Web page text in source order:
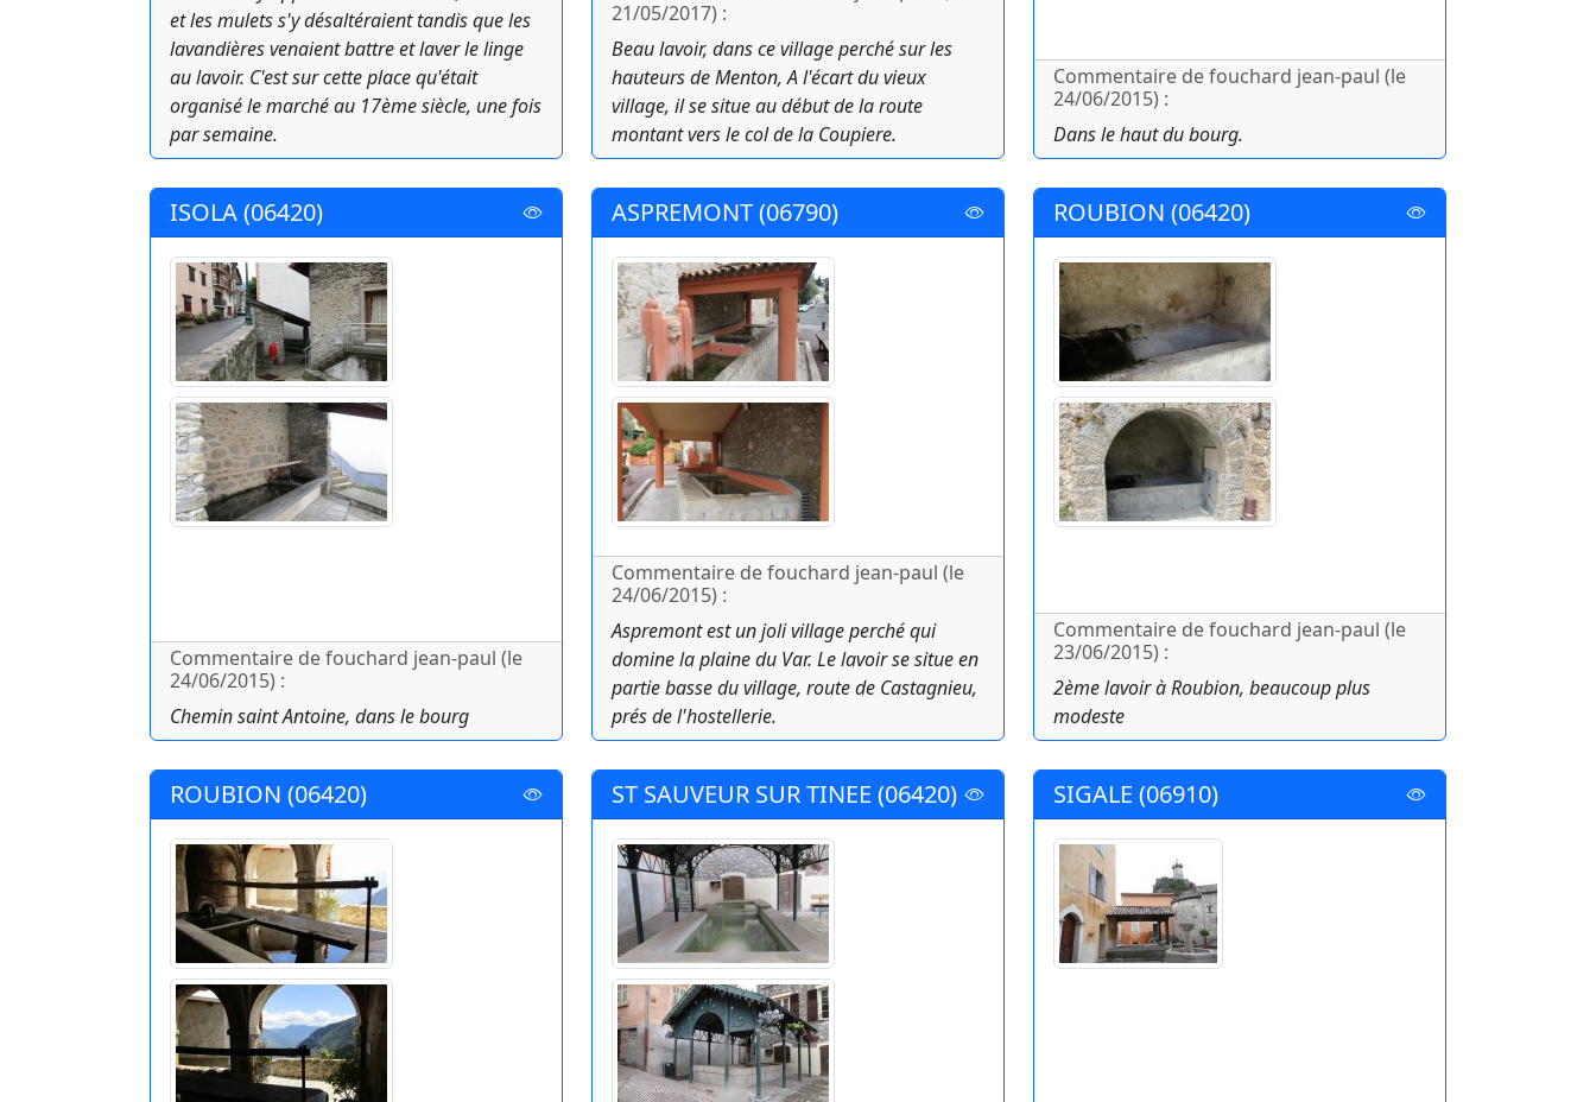
et les mulets s'y désaltéraient tandis que les
lavandières venaient battre et laver le linge
au lavoir. C'est sur cette place qu'était
organisé le marché au 17ème siècle, une fois
par semaine.
21/05/2017) :
Beau lavoir, dans ce village perché sur les
hauteurs de Menton, A l'écart du vieux
village, il se situe au début de la route
montant vers le col de la Coupiere.
Commentaire de fouchard jean-paul (le
24/06/2015) :
Dans le haut du bourg.
ISOLA (06420)
Commentaire de fouchard jean-paul (le
24/06/2015) :
Chemin saint Antoine, dans le bourg
ASPREMONT (06790)
Commentaire de fouchard jean-paul (le
24/06/2015) :
Aspremont est un joli village perché qui
domine la plaine du Var. Le lavoir se situe en
partie basse du village, route de Castagnieu,
prés de l'hostellerie.
ROUBION (06420)
Commentaire de fouchard jean-paul (le
23/06/2015) :
2ème lavoir à Roubion, beaucoup plus
modeste
ROUBION (06420) ST SAUVEUR SUR TINEE (06420) SIGALE (06910)